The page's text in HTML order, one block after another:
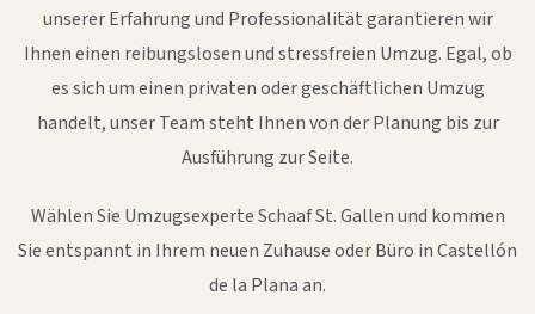
unserer Erfahrung und Professionalität garantieren wir
Ihnen einen reibungslosen und stressfreien Umzug. Egal, ob
es sich um einen privaten oder geschäftlichen Umzug
handelt, unser Team steht Ihnen von der Planung bis zur
Ausführung zur Seite.
Wählen Sie Umzugsexperte Schaaf St. Gallen und kommen
Sie entspannt in Ihrem neuen Zuhause oder Büro in Castellón
de la Plana an.